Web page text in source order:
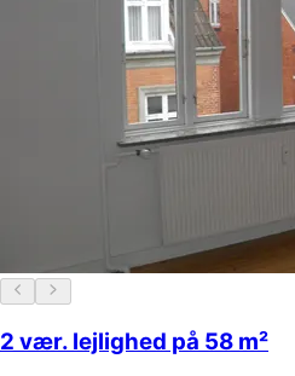
2 vær. lejlighed på 58 m²